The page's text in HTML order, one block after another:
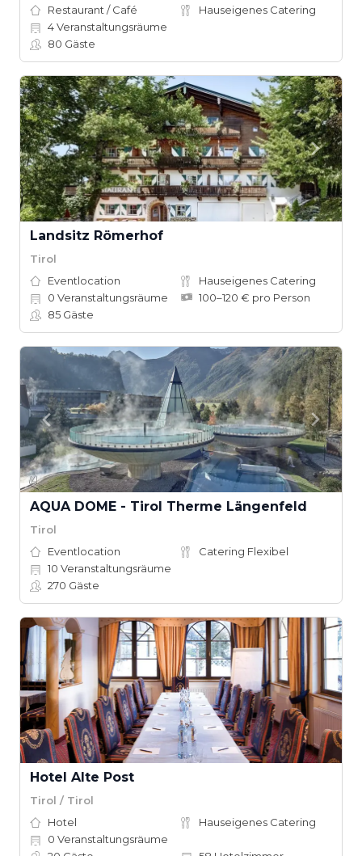
Restaurant / Café
Hauseigenes Catering
4Veranstaltungsräume
80 Gäste
Landsitz Römerhof
Tirol
Eventlocation
Hauseigenes Catering
0 Veranstaltungsräume
100–120 € pro Person
85 Gäste
AQUA DOME - Tirol Therme Längenfeld
Tirol
Eventlocation
Catering Flexibel
10 Veranstaltungsräume
270 Gäste
Hotel Alte Post
Tirol / Tirol
Hotel
Hauseigenes Catering
0 Veranstaltungsräume